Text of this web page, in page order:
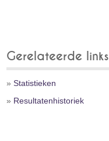
Gerelateerde links
»Statistieken
» Resultatenhistoriek